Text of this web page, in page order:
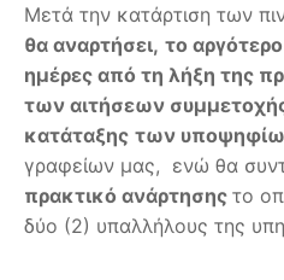
Μετά την κατάρτιση των
θα αναρτήσει, το
ημέρες από τη λήξη της
των αιτήσεων
κατάταξης των
γραφείων μας, ενώ θα
πρακτικό ανάρτησης το
δύο (2) υπαλλήλους της